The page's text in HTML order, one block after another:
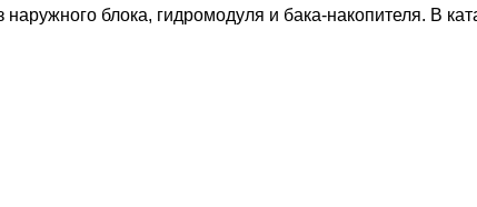
блока, гидромодуля и бака-накопителя. В